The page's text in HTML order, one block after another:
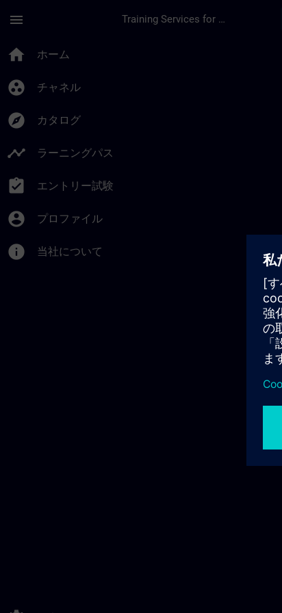
menu Training Services for Digital Industries
home ホーム
group_work チャネル
explore カタログ
timeline ラーニングパス
assignment_turned_in エントリー試験
account_circle プロファイル
info 当社について